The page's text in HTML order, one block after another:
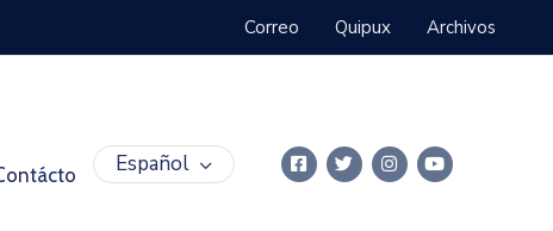
Correo Quipux Archivos
Español